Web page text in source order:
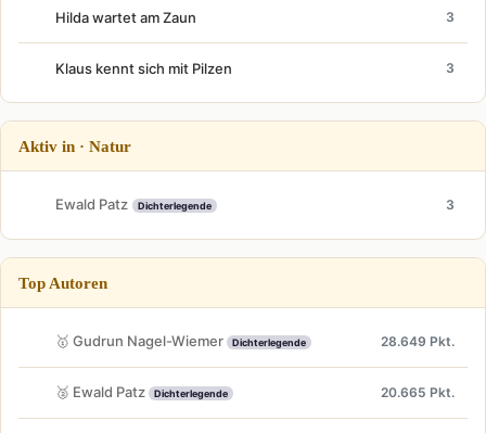
Hilda wartet am Zaun 3
Klaus kennt sich mit Pilzen 3
Aktiv in · Natur
Ewald Patz Dichterlegende 3
Top Autoren
🥇 Gudrun Nagel-Wiemer Dichterlegende 28.649 Pkt.
🥈 Ewald Patz Dichterlegende 20.665 Pkt.